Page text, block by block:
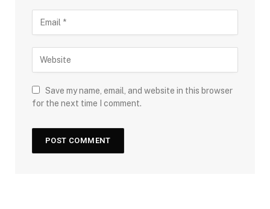
Save my name, email, and website in this browser
for the next time I comment.